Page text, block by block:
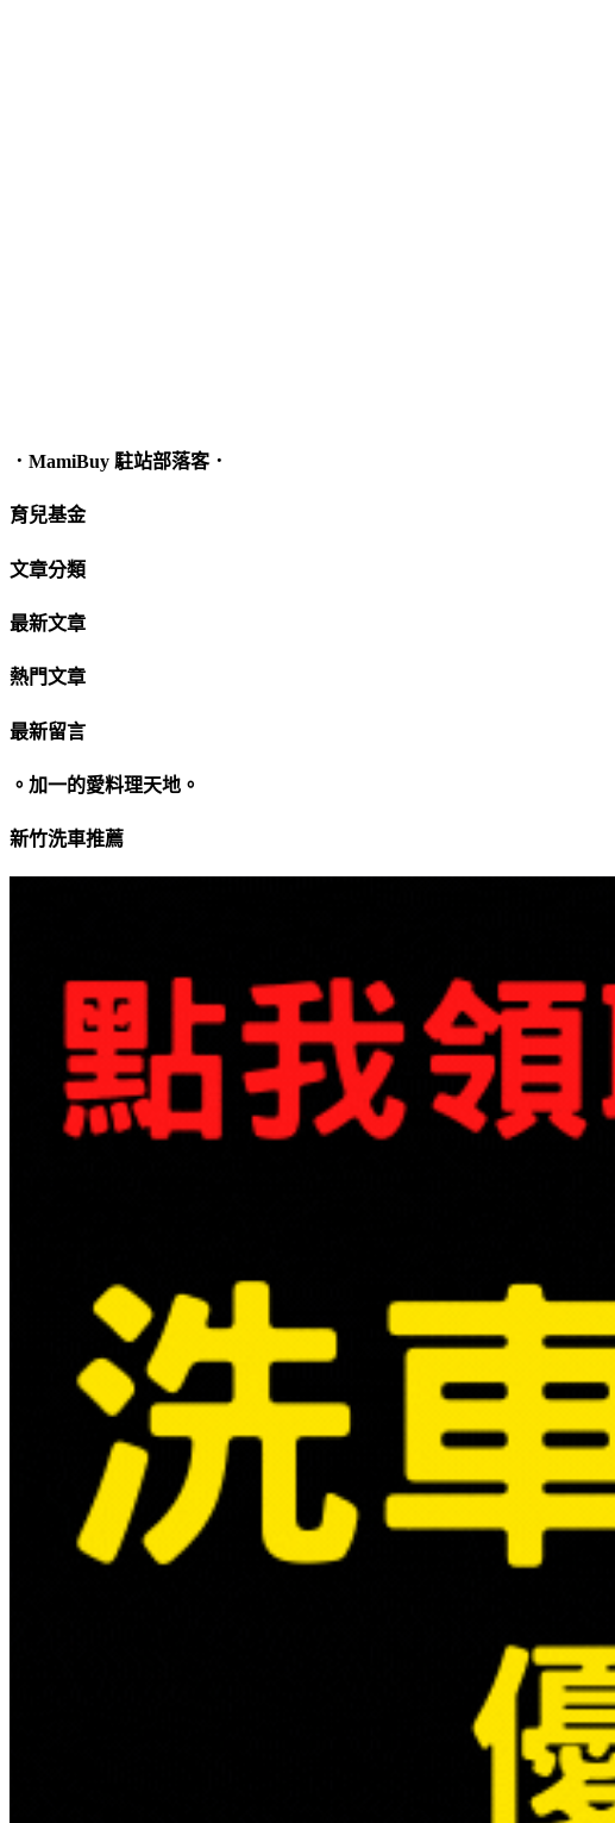
．MamiBuy 駐站部落客．
育兒基金
文章分類
最新文章
熱門文章
最新留言
。加一的愛料理天地。
新竹洗車推薦